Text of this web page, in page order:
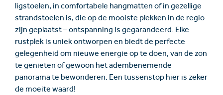
Nederlands
+43/5476/6239
info@serfaus-fiss-ladis.at
ligstoelen, in comfortabele hangmatten of in gezellige
strandstoelen is, die op de mooiste plekken in de regio
zijn geplaatst – ontspanning is gegarandeerd. Elke
rustplek is uniek ontworpen en biedt de perfecte
gelegenheid om nieuwe energie op te doen, van de zon
te genieten of gewoon het adembenemende
panorama te bewonderen. Een tussenstop hier is zeker
de moeite waard!